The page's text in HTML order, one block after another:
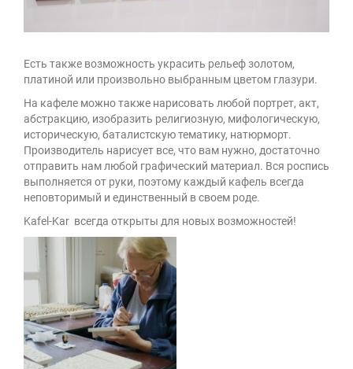
Есть также возможность украсить рельеф золотом,
платиной или произвольно выбранным цветом глазури.
На кафеле можно также нарисовать любой портрет, акт,
абстракцию, изобразить религиозную, мифологическую,
историческую, баталистскую тематику, натюрморт.
Производитель нарисует все, что вам нужно, достаточно
отправить нам любой графический материал. Вся роспись
выполняется от руки, поэтому каждый кафель всегда
неповторимый и единственный в своем роде.
Kafel-Kar всегда открыты для новых возможностей!